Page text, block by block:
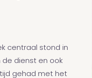
centraal stond in
de dienst en ook
gehad met het